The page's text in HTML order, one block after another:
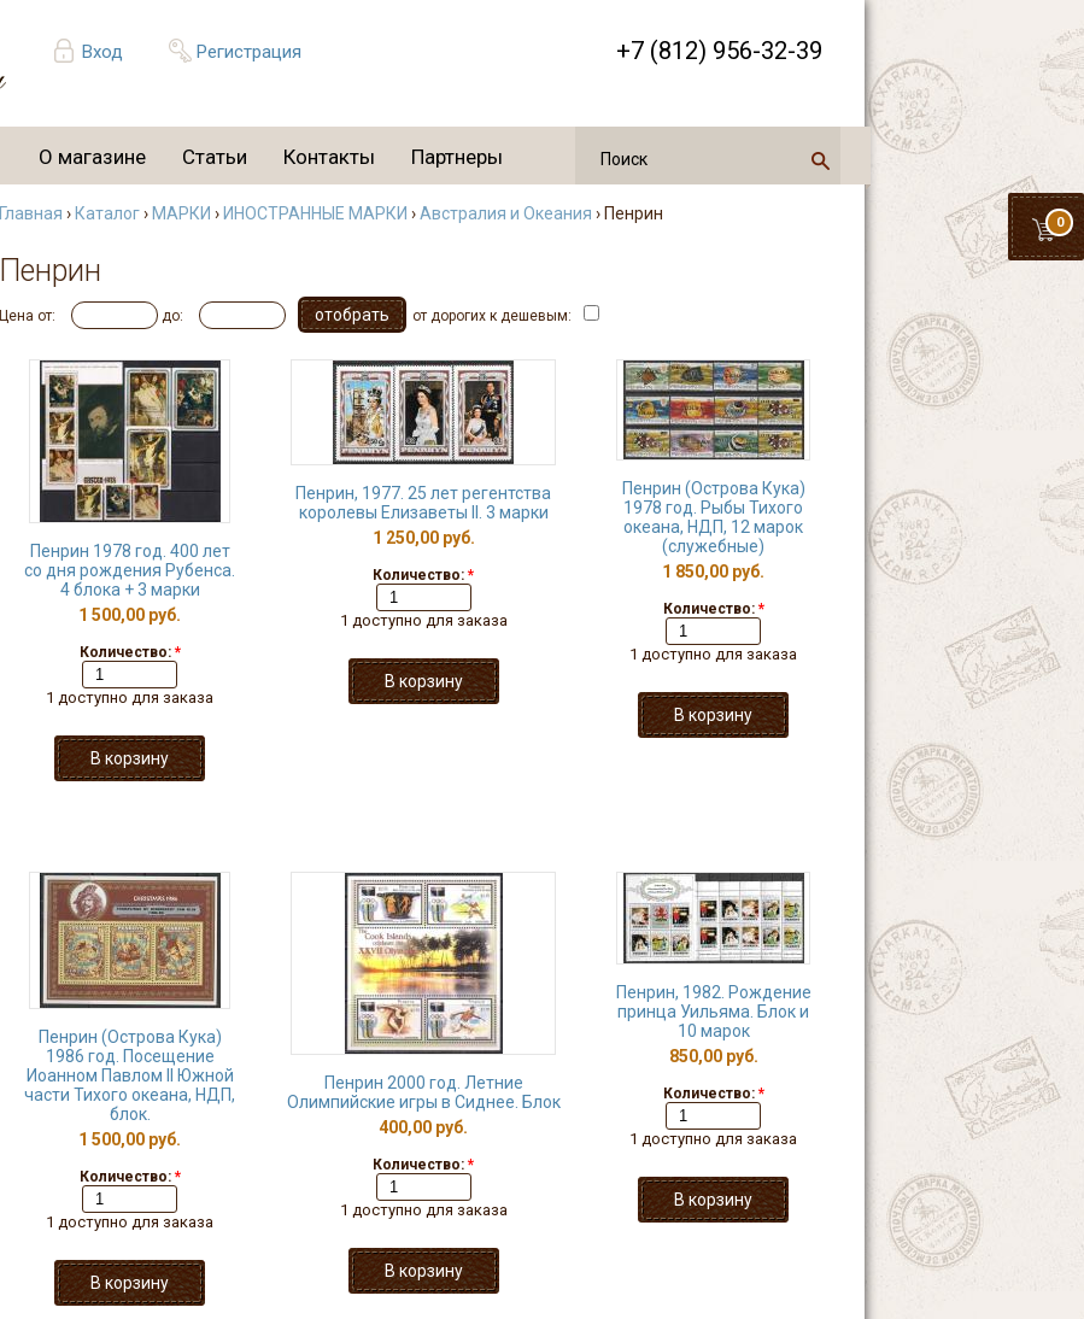
Вход Регистрация +7 (812) 956-32-39
0
О магазине Статьи Контакты Партнеры
Главная › Каталог› МАРКИ › ИНОСТРАННЫЕ МАРКИ ›Австралия и Океания › Пенрин
Пенрин
Цена от: до: от дорогих к дешевым:
Пенрин 1978 год. 400 лет
со дня рождения Рубенса.
4 блока + 3 марки
1 500,00 руб.
Количество: *
1 доступно для заказа
Пенрин, 1977. 25 лет регентства
королевы Елизаветы II. 3 марки
1 250,00 руб.
Количество: *
1 доступно для заказа
Пенрин (Острова Кука)
1978 год. Рыбы Тихого
океана, НДП, 12 марок
(служебные)
1 850,00 руб.
Количество: *
1 доступно для заказа
Пенрин (Острова Кука)
1986 год. Посещение
Иоанном Павлом II Южной
части Тихого океана, НДП,
блок.
1 500,00 руб.
Количество: *
1 доступно для заказа
Пенрин 2000 год. Летние
Олимпийские игры в Сиднее. Блок
400,00 руб.
Количество: *
1 доступно для заказа
Пенрин, 1982. Рождение
принца Уильяма. Блок и
10 марок
850,00 руб.
Количество: *
1 доступно для заказа